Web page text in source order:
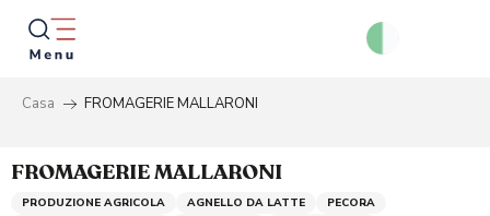
Aller
contenu
principal
Casa FROMAGERIE MALLARONI
FROMAGERIE MALLARONI
PRODUZIONE AGRICOLA AGNELLO DA LATTE
PECORA